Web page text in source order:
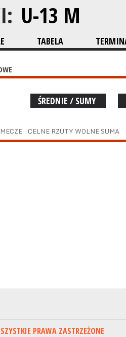
U-13 M
TABELA
ŚREDNIE / SUMY
MECZE CELNE RZUTY WOLNE SUMA
PRAWA ZASTRZEŻONE